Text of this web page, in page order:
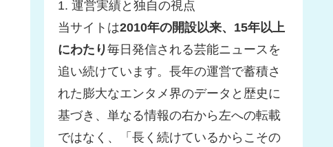
1. 運営実績と独自の視点
当サイトは2010年の開設以来、15年以上
にわたり毎日発信される芸能ニュースを
追い続けています。長年の運営で蓄積さ
れた膨大なエンタメ界のデータと歴史に
基づき、単なる情報の右から左への転載
ではなく、「長く続けているからこその